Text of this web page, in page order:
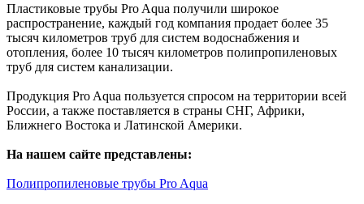
Пластиковые трубы Pro Aqua получили широкое
распространение, каждый год компания продает более 35
тысяч километров труб для систем водоснабжения и
отопления, более 10 тысяч километров полипропиленовых
труб для систем канализации.
Продукция Pro Aqua пользуется спросом на территории всей
России, а также поставляется в страны СНГ, Африки,
Ближнего Востока и Латинской Америки.
На нашем сайте представлены:
Полипропиленовые трубы Pro Aqua